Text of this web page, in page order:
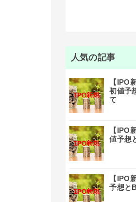
人気の記事
【IPO
初値予
て
【IPO
値予想
【IPO
予想と